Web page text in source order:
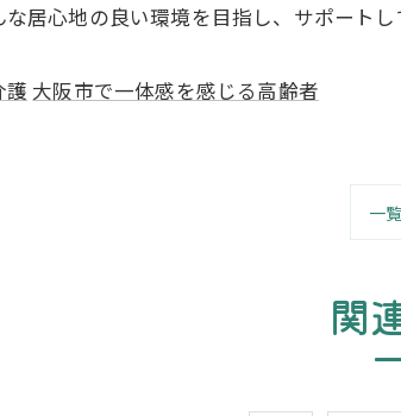
居心地の良い環境を目指し、サポート
護 大阪市で一体感を感じる高齢者
一
関